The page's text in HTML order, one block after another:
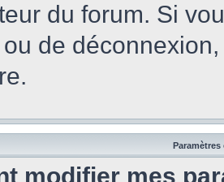
du forum. Si
de
Paramètres
modifier mes